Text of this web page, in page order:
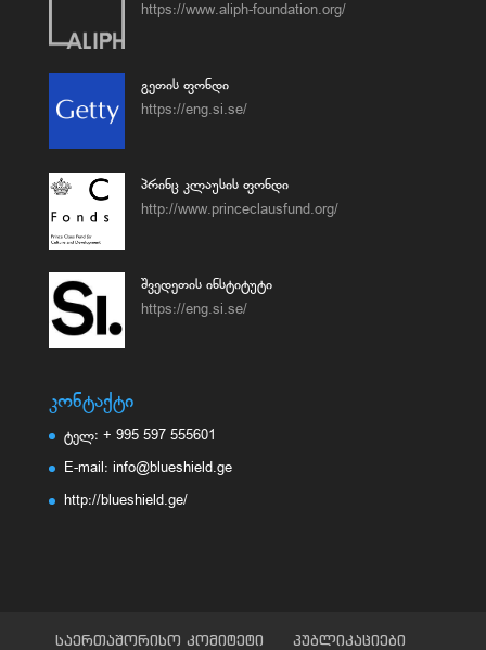
https://www.aliph-foundation.org/
გეთის ფონდი
https://eng.si.se/
პრინც კლაუსის ფონდი
http://www.princeclausfund.org/
შვედეთის ინსტიტუტი
https://eng.si.se/
კონტაქტი
ტელ: + 995 597 555601
E-mail: info@blueshield.ge
http://blueshield.ge/
საერთაშორისო კომიტეტი პუბლიკაციები